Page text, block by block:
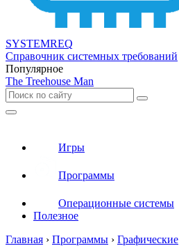
SYSTEMREQ
Справочник системных требований
Популярное
The Treehouse Man
Игры
Программы
Операционные системы
Полезное
Главная › Программы › Графические